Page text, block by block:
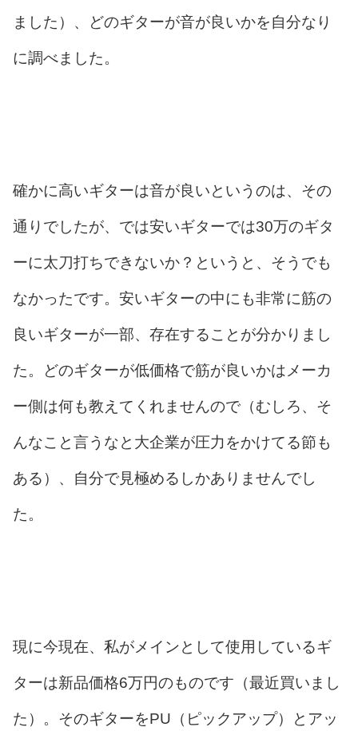
ました）、どのギターが音が良いかを自分なり
に調べました。
確かに高いギターは音が良いというのは、その
通りでしたが、では安いギターでは30万のギタ
ーに太刀打ちできないか？というと、そうでも
なかったです。安いギターの中にも非常に筋の
良いギターが一部、存在することが分かりまし
た。どのギターが低価格で筋が良いかはメーカ
ー側は何も教えてくれませんので（むしろ、そ
んなこと言うなと大企業が圧力をかけてる節も
ある）、自分で見極めるしかありませんでし
た。
現に今現在、私がメインとして使用しているギ
ターは新品価格6万円のものです（最近買いまし
た）。そのギターをPU（ピックアップ）とアッ